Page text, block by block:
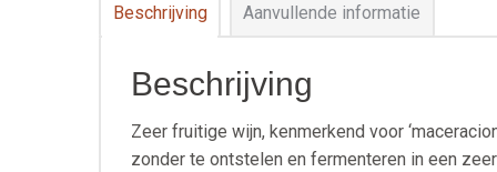
Beschrijving Aanvullende informatie
Beschrijving
Zeer fruitige wijn, kenmerkend voor
zonder te ontstelen en fermenteren in een